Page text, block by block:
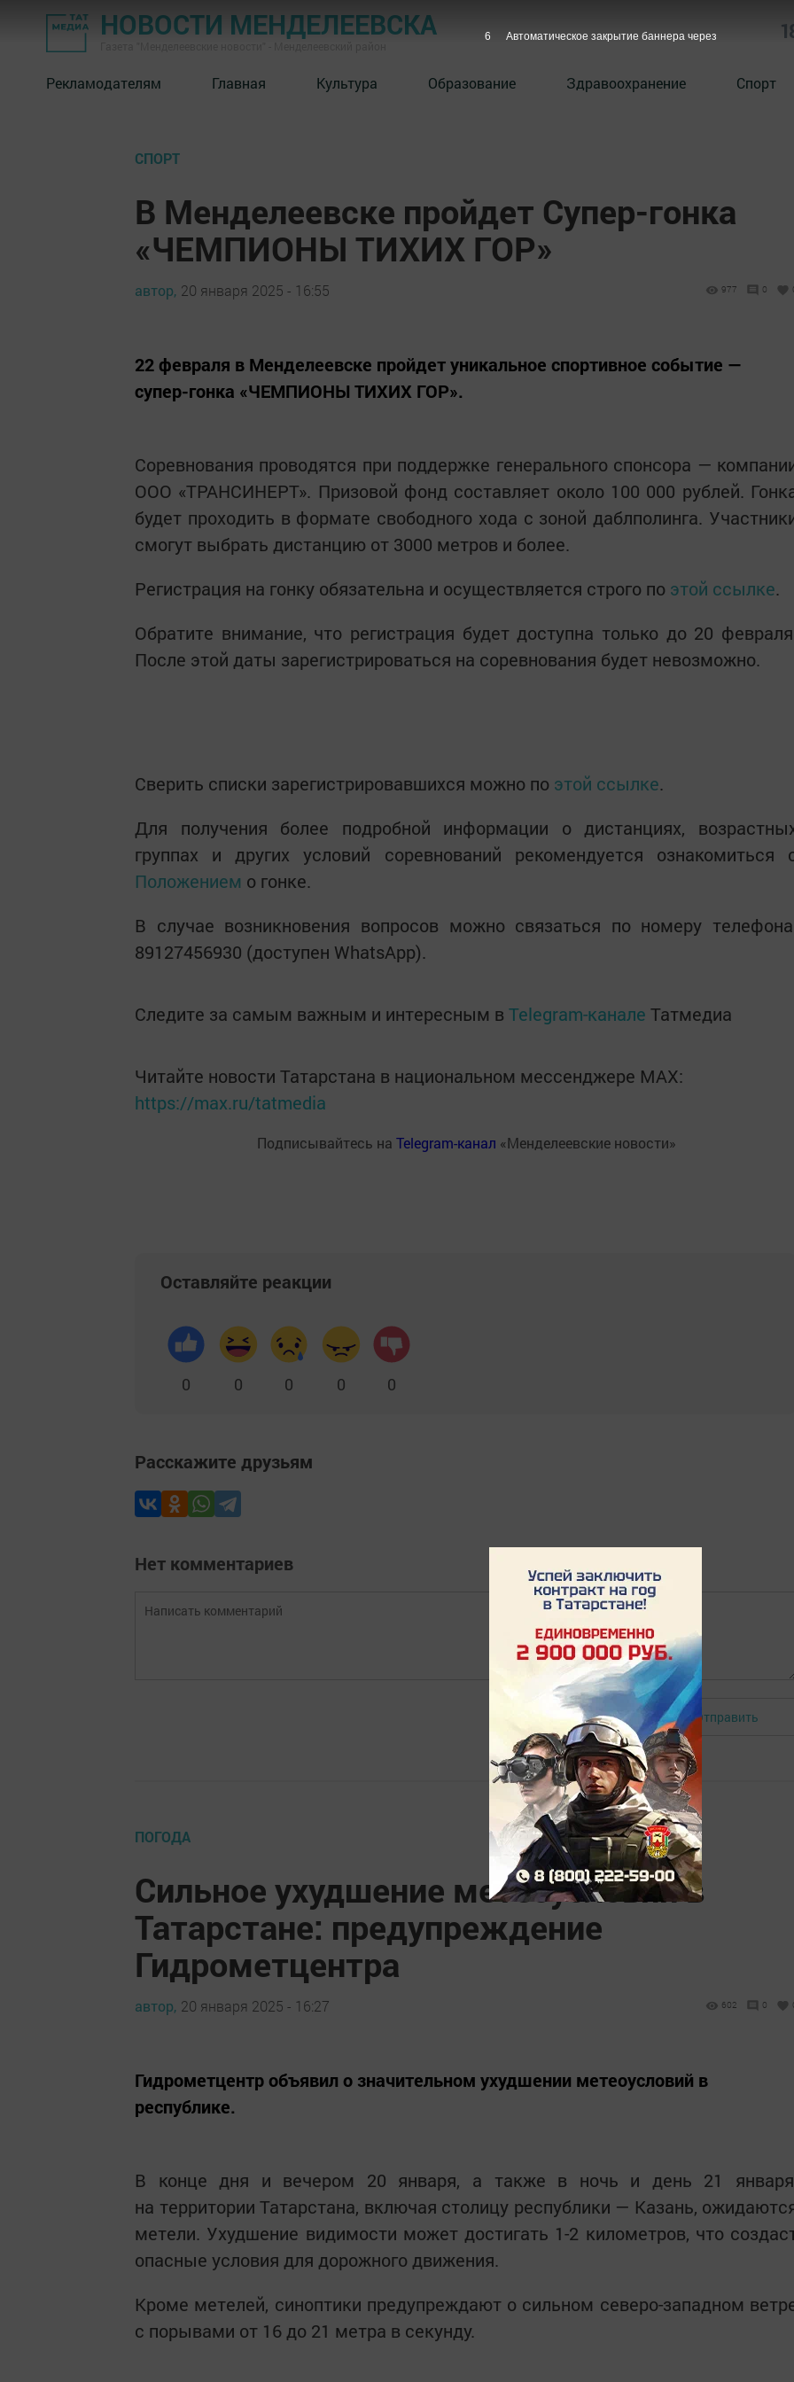
НОВОСТИ МЕНДЕЛЕЕВСКА
Рекламодателям Главная Культура Образование Здравоохранение Спорт
СПОРТ
В Менделеевске пройдет Супер-гонка
«ЧЕМПИОНЫ ТИХИХ ГОР»
автор, 20 января 2025 - 16:55 977 0
22 февраля в Менделеевске пройдет уникальное спортивное событие —
супер-гонка «ЧЕМПИОНЫ ТИХИХ ГОР».
Соревнования проводятся при поддержке генерального спонсора —
ООО «ТРАНСИНЕРТ». Призовой фонд составляет около 100 000 рублей.
будет проходить в формате свободного хода с зоной даблполинга.
смогут выбрать дистанцию от 3000 метров и более.
Регистрация на гонку обязательна и осуществляется строго по этой ссылке.
Обратите внимание, что регистрация будет доступна только до 20
После этой даты зарегистрироваться на соревнования будет невозможно.
Сверить списки зарегистрировавшихся можно по этой ссылке.
Для получения более подробной информации о дистанциях,
группах и других условий соревнований рекомендуется ознакомиться
Положением о гонке.
В случае возникновения вопросов можно связаться по номеру
89127456930 (доступен WhatsApp).
Следите за самым важным и интересным в Telegram-канале Татмедиа
Читайте новости Татарстана в национальном мессенджере MАХ:
https://max.ru/tatmedia
Подписывайтесь на Telegram-канал «Менделеевские новости»
Оставляйте реакции
0 0 0 0 0
Расскажите друзьям
Нет комментариев
Авторизоваться Отправить
ПОГОДА
Сильное ухудшение метеоусловий в
Татарстане: предупреждение
Гидрометцентра
автор, 20 января 2025 - 16:27 602 0
Гидрометцентр объявил о значительном ухудшении метеоусловий в
республике.
В конце дня и вечером 20 января, а также в ночь и день 21
на территории Татарстана, включая столицу республики — Казань,
метели. Ухудшение видимости может достигать 1-2 километров, что
опасные условия для дорожного движения.
Кроме метелей, синоптики предупреждают о сильном северо-западном
с порывами от 16 до 21 метра в секунду.
5 Автоматическое закрытие баннера через